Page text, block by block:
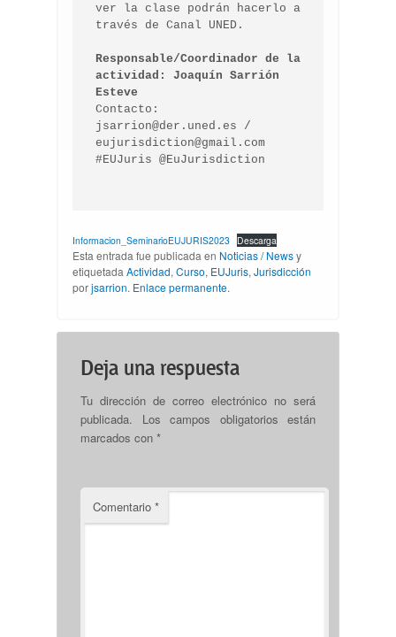
ver la clase podrán hacerlo a
través de Canal UNED.
Responsable/Coordinador de la
actividad: Joaquín Sarrión
Esteve
Contacto:
jsarrion@der.uned.es /
eujurisdiction@gmail.com
#EUJuris @EuJurisdiction
Informacion_SeminarioEUJURIS2023 Descarga
Esta entrada fue publicada en Noticias / Newsy
etiquetada Actividad, Curso, EUJuris, Jurisdicción
porjsarrion. Enlace permanente.
Deja una respuesta
Tu dirección de correo electrónico no será
publicada.
Los campos obligatorios están
marcados con *
Comentario *